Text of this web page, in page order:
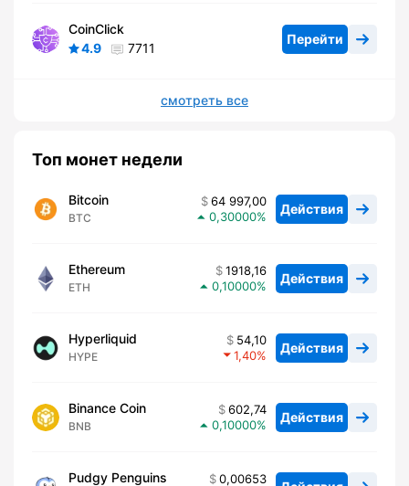
CoinClick
4.9
7711
Перейти
смотреть все
Топ монет недели
Bitcoin
BTC
64 997,00
0,30000
Действия
Ethereum
ETH
1918,16
0,10000
Действия
Hyperliquid
HYPE
54,10
1,40
Действия
Binance Coin
BNB
602,74
0,10000
Действия
Pudgy Penguins 0,00653